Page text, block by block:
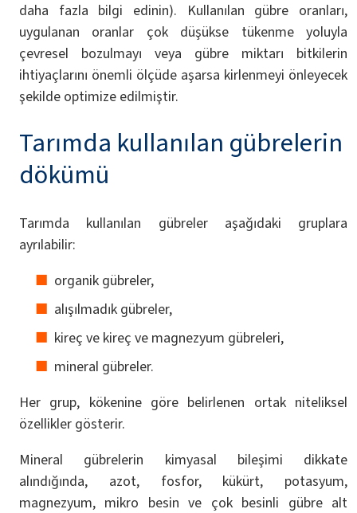
daha fazla bilgi edinin). Kullanılan gübre oranları,
uygulanan oranlar çok düşükse tükenme yoluyla
çevresel bozulmayı veya gübre miktarı bitkilerin
ihtiyaçlarını önemli ölçüde aşarsa kirlenmeyi önleyecek
şekilde optimize edilmiştir.
Tarımda kullanılan gübrelerin
dökümü
Tarımda kullanılan gübreler aşağıdaki gruplara
ayrılabilir:
organik gübreler,
alışılmadık gübreler,
kireç ve kireç ve magnezyum gübreleri,
mineral gübreler.
Her grup, kökenine göre belirlenen ortak niteliksel
özellikler gösterir.
Mineral gübrelerin kimyasal bileşimi dikkate
alındığında, azot, fosfor, kükürt, potasyum,
magnezyum, mikro besin ve çok besinli gübre alt